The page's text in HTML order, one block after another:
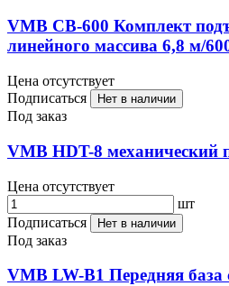
VMB CB-600 Комплект
линейного массива 6,8 м/
Цена отсутствует
Подписаться
Нет в наличии
Под заказ
VMB HDT-8 механический
Цена отсутствует
шт
Подписаться
Нет в наличии
Под заказ
VMB LW-B1 Передняя база